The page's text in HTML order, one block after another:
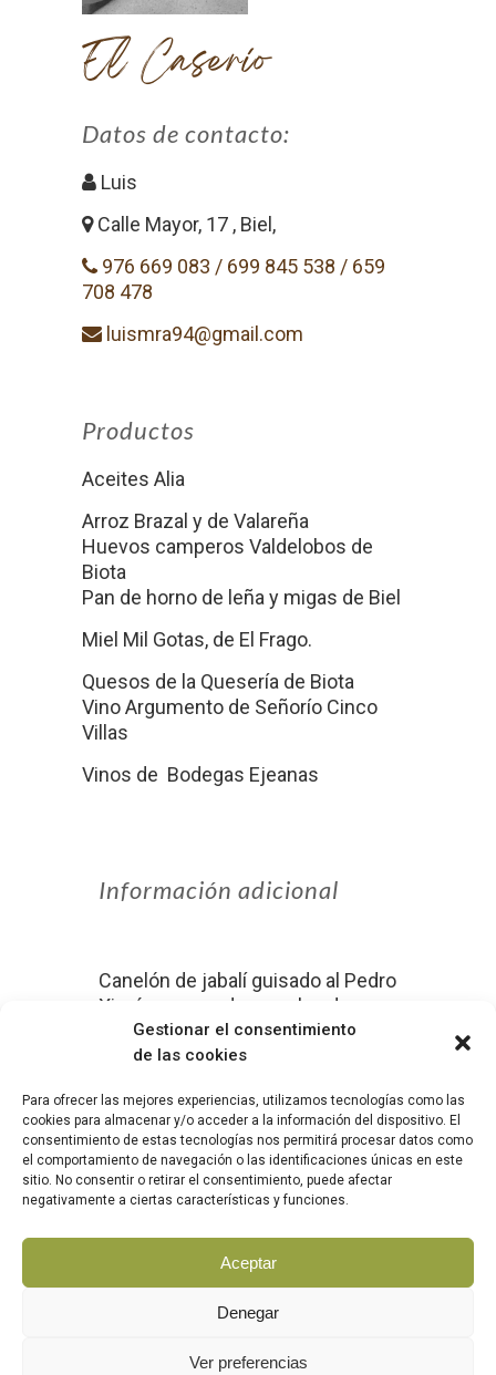
Gestionar el consentimiento
de las cookies
Para ofrecer las mejores experiencias, utilizamos tecnologías como las
cookies para almacenar y/o acceder a la información del dispositivo. El
consentimiento de estas tecnologías nos permitirá procesar datos como
el comportamiento de navegación o las identificaciones únicas en este
sitio. No consentir o retirar el consentimiento, puede afectar
negativamente a ciertas características y funciones.
Aceptar
Denegar
Ver preferencias
El Caserío
Datos de contacto:
Luis
Calle Mayor, 17 , Biel,
976 669 083 / 699 845 538 / 659
708 478
luismra94@gmail.com
Productos
Aceites Alia
Arroz Brazal y de Valareña
Huevos camperos Valdelobos de
Biota
Pan de horno de leña y migas de Biel
Miel Mil Gotas, de El Frago.
Quesos de la Quesería de Biota
Vino Argumento de Señorío Cinco
Villas
Vinos de Bodegas Ejeanas
Información adicional
Canelón de jabalí guisado al Pedro
Ximénez napado en salsa de
setas, virutas de foie y toffe de
miel Mil Gotas de El Frago.
AVISO LEGAL|POLÍTICA DE COOKIES|
DE DATOS PERSONALES